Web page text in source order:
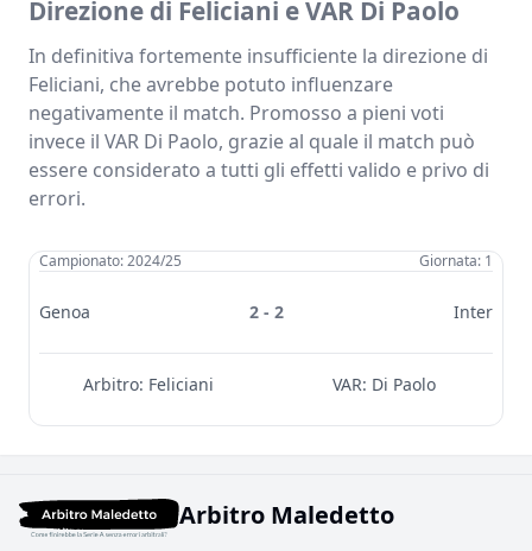
Direzione di Feliciani e VAR Di Paolo
In definitiva fortemente insufficiente la direzione di
Feliciani, che avrebbe potuto influenzare
negativamente il match. Promosso a pieni voti
invece il VAR Di Paolo, grazie al quale il match può
essere considerato a tutti gli effetti valido e privo di
errori.
Campionato: 2024/25 Giornata: 1
Genoa 2 - 2 Inter
Arbitro: Feliciani VAR: Di Paolo
Arbitro Maledetto